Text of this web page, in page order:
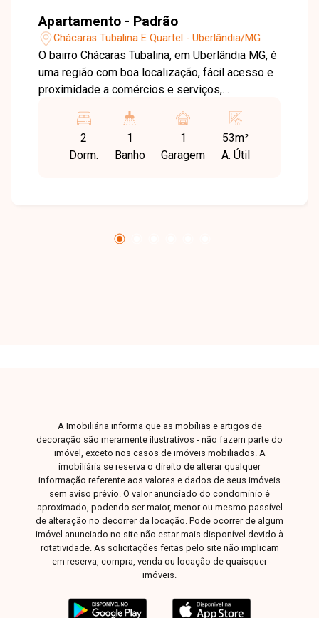
Apartamento - Padrão
Chácaras Tubalina E Quartel - Uberlândia/MG
O bairro Chácaras Tubalina, em Uberlândia MG, é
uma região com boa localização, fácil acesso e
proximidade a comércios e serviços,
Apartamento com aproximadamente 53 m² de
área privativa, composto por sala com painel de
TV, parede com espelho, sanca de gesso e
com elevador, oferecendo mais comodidade.
2
Dorm.
1
Banho
1
Garagem
53m²
A. Útil
A Imobiliária informa que as mobílias e artigos de
decoração são meramente ilustrativos - não fazem parte do
imóvel, exceto nos casos de imóveis mobiliados. A
imobiliária se reserva o direito de alterar qualquer
informação referente aos valores e dados de seus imóveis
sem aviso prévio. O valor anunciado do condomínio é
aproximado, podendo ser maior, menor ou mesmo passível
de alteração no decorrer da locação. Pode ocorrer de algum
imóvel anunciado no site não estar mais disponível devido à
rotatividade. As solicitações feitas pelo site não implicam
em reserva, compra, venda ou locação de quaisquer
imóveis.